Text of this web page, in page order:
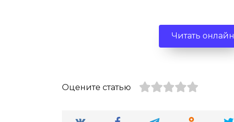
Читать онлайн
Оцените статью